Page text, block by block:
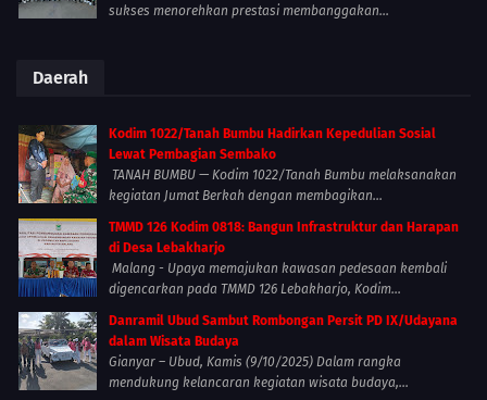
sukses menorehkan prestasi membanggakan...
Daerah
Kodim 1022/Tanah Bumbu Hadirkan Kepedulian Sosial
Lewat Pembagian Sembako
TANAH BUMBU — Kodim 1022/Tanah Bumbu melaksanakan
kegiatan Jumat Berkah dengan membagikan...
TMMD 126 Kodim 0818: Bangun Infrastruktur dan Harapan
di Desa Lebakharjo
Malang - Upaya memajukan kawasan pedesaan kembali
digencarkan pada TMMD 126 Lebakharjo, Kodim...
Danramil Ubud Sambut Rombongan Persit PD IX/Udayana
dalam Wisata Budaya
Gianyar – Ubud, Kamis (9/10/2025) Dalam rangka
mendukung kelancaran kegiatan wisata budaya,...